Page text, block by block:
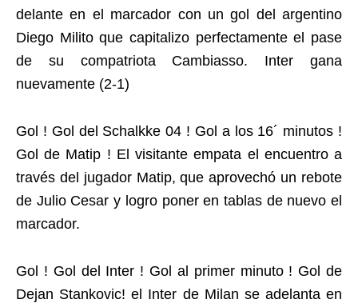
delante en el marcador con un gol del argentino
Diego Milito que capitalizo perfectamente el pase
de su compatriota Cambiasso. Inter gana
nuevamente (2-1)
Gol ! Gol del Schalkke 04 ! Gol a los 16´ minutos !
Gol de Matip ! El visitante empata el encuentro a
través del jugador Matip, que aprovechó un rebote
de Julio Cesar y logro poner en tablas de nuevo el
marcador.
Gol ! Gol del Inter ! Gol al primer minuto ! Gol de
Dejan Stankovic! el Inter de Milan se adelanta en